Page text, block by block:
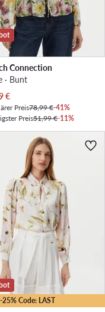
Connection
· Bunt
Preis
€
Preis78,99 €-41%
Preis51,99 €-11%
25% Code: LAST